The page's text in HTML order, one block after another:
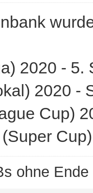
2020 - 5.
2020 -
Cup)
ohne Ende